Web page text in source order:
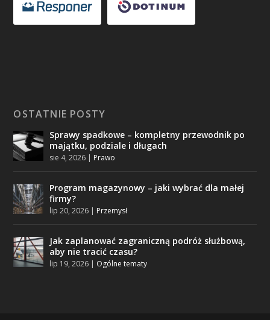
OSTATNIE POSTY
Sprawy spadkowe – kompletny przewodnik po
majątku, podziale i długach
sie 4, 2026 | Prawo
Program magazynowy – jaki wybrać dla małej
firmy?
lip 20, 2026 | Przemysł
Jak zaplanować zagraniczną podróż służbową,
aby nie tracić czasu?
lip 19, 2026 | Ogólne tematy